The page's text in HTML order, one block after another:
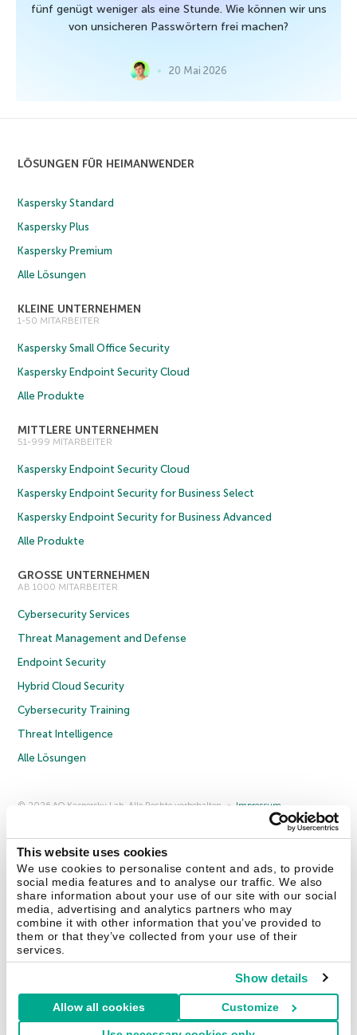
This website uses cookies
We use cookies to personalise content and ads, to provide
social media features and to analyse our traffic. We also
share information about your use of our site with our social
media, advertising and analytics partners who may
combine it with other information that you’ve provided to
them or that they’ve collected from your use of their
services.
Show details
Allow all cookies Customize
fünf genügt weniger als eine Stunde. Wie können wir uns
von unsicheren Passwörtern frei machen?
20 Mai 2026
LÖSUNGEN FÜR HEIMANWENDER
Kaspersky Standard
Kaspersky Plus
Kaspersky Premium
Alle Lösungen
KLEINE UNTERNEHMEN
1-50 MITARBEITER
Kaspersky Small Office Security
Kaspersky Endpoint Security Cloud
Alle Produkte
MITTLERE UNTERNEHMEN
51-999 MITARBEITER
Kaspersky Endpoint Security Cloud
Kaspersky Endpoint Security for Business Select
Kaspersky Endpoint Security for Business Advanced
Alle Produkte
GROSSE UNTERNEHMEN
AB 1000 MITARBEITER
Cybersecurity Services
Threat Management and Defense
Endpoint Security
Hybrid Cloud Security
Cybersecurity Training
Threat Intelligence
Alle Lösungen
© 2026 AO Kaspersky Lab. Alle Rechte vorbehalten.
Impressum
Lizenzvereinbarung B2B
Anmeldung zum Newsletter für B2B-Vertriebspartner
Kontakt Über uns Partner Blog
Weitere Informationen
Pressemitteilungen
Securelist Eugene Personal Blog Enzyklopädie
Deutschland & Schweiz